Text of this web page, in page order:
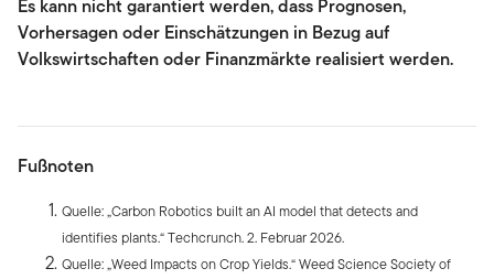
Es kann nicht garantiert werden, dass Prognosen,
Vorhersagen oder Einschätzungen in Bezug auf
Volkswirtschaften oder Finanzmärkte realisiert werden.
Fußnoten
Quelle: „Carbon Robotics built an AI model that detects and
identifies plants.“ Techcrunch. 2. Februar 2026.
Quelle: „Weed Impacts on Crop Yields.“ Weed Science Society of